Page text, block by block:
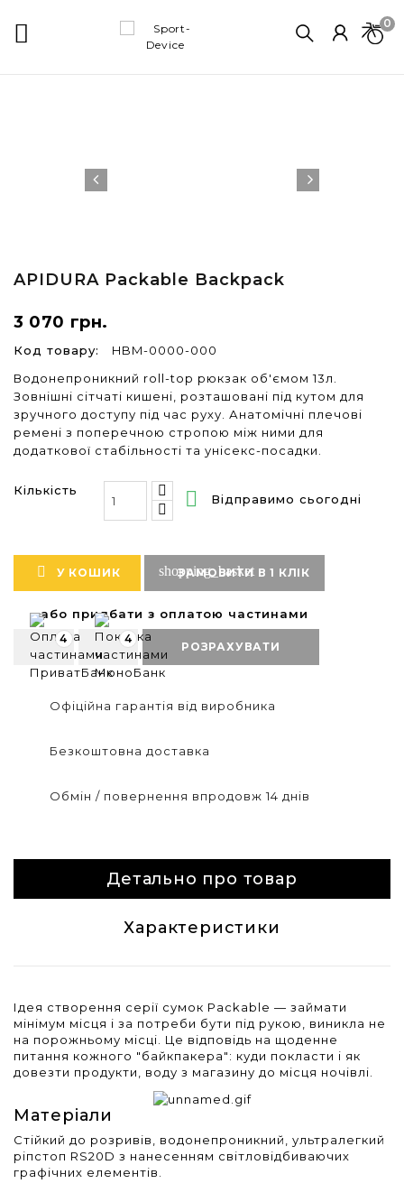
 0
APIDURA Packable Backpack
3 070 грн.
Код товару:
HBM-0000-000
Водонепроникний roll-top рюкзак об'ємом 13л.
Зовнішні сітчаті кишені, розташовані під кутом для
зручного доступу під час руху. Анатомічні плечові
ремені з поперечною стропою між ними для
додаткової стабільності та унісекс-посадки.
Кількість  Відправимо сьогодні
 У КОШИК shopping_basket
ЗАМОВИТИ В 1 КЛІК
або придбати з оплатою частинами
4 4
РОЗРАХУВАТИ
Офіційна гарантія від виробника
Безкоштовна доставка
Обмін / повернення впродовж 14 днів
Детально про товар
Характеристики
Ідея створення серії сумок Packable — займати
мінімум місця і за потреби бути під рукою, виникла не
на порожньому місці. Це відповідь на щоденне
питання кожного "байкпакера": куди покласти і як
довезти продукти, воду з магазину до місця ночівлі.
Матеріали
Стійкий до розривів, водонепроникний, ультралегкий
ріпстоп RS20D з нанесенням світловідбиваючих
графічних елементів.